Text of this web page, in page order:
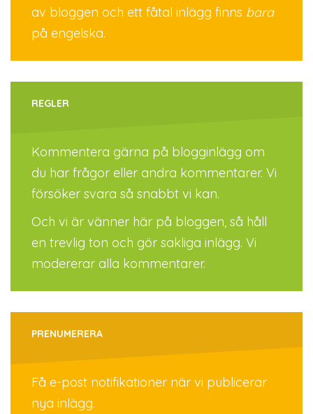
av bloggen och ett fåtal inlägg finns bara
på engelska.
REGLER
Kommentera gärna på blogginlägg om
du har frågor eller andra kommentarer. Vi
försöker svara så snabbt vi kan.
Och vi är vänner här på bloggen, så håll
en trevlig ton och gör sakliga inlägg. Vi
modererar alla kommentarer.
PRENUMERERA
Få e-post notifikationer när vi publicerar
nya inlägg.